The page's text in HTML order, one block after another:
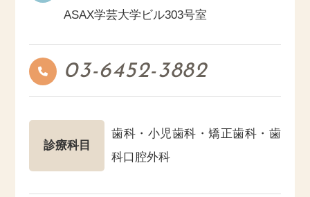
ASAX学芸大学ビル303号室
03-6452-3882
診療科目
歯科・小児歯科・矯正歯科・歯
科口腔外科